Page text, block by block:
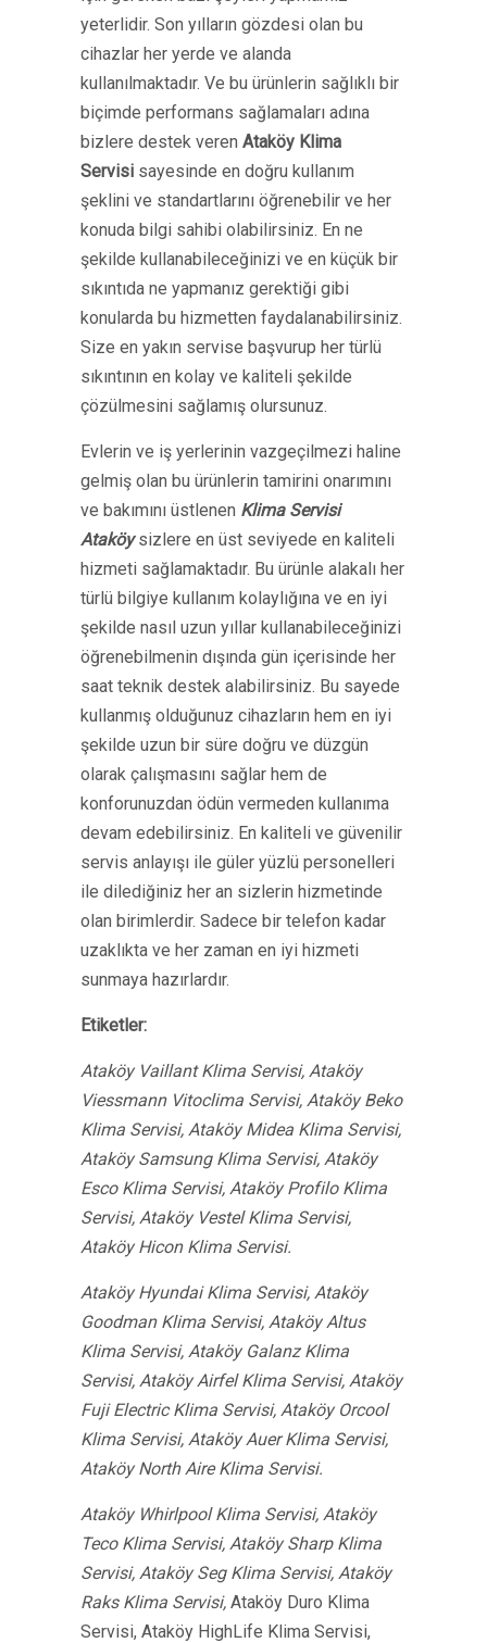
yeterlidir. Son yılların gözdesi olan bu
cihazlar her yerde ve alanda
kullanılmaktadır. Ve bu ürünlerin sağlıklı bir
biçimde performans sağlamaları adına
bizlere destek veren Ataköy Klima
Servisi sayesinde en doğru kullanım
şeklini ve standartlarını öğrenebilir ve her
konuda bilgi sahibi olabilirsiniz. En ne
şekilde kullanabileceğinizi ve en küçük bir
sıkıntıda ne yapmanız gerektiği gibi
konularda bu hizmetten faydalanabilirsiniz.
Size en yakın servise başvurup her türlü
sıkıntının en kolay ve kaliteli şekilde
çözülmesini sağlamış olursunuz.
Evlerin ve iş yerlerinin vazgeçilmezi haline
gelmiş olan bu ürünlerin tamirini onarımını
ve bakımını üstlenen Klima Servisi
Ataköysizlere en üst seviyede en kaliteli
hizmeti sağlamaktadır. Bu ürünle alakalı her
türlü bilgiye kullanım kolaylığına ve en iyi
şekilde nasıl uzun yıllar kullanabileceğinizi
öğrenebilmenin dışında gün içerisinde her
saat teknik destek alabilirsiniz. Bu sayede
kullanmış olduğunuz cihazların hem en iyi
şekilde uzun bir süre doğru ve düzgün
olarak çalışmasını sağlar hem de
konforunuzdan ödün vermeden kullanıma
devam edebilirsiniz. En kaliteli ve güvenilir
servis anlayışı ile güler yüzlü personelleri
ile dilediğiniz her an sizlerin hizmetinde
olan birimlerdir. Sadece bir telefon kadar
uzaklıkta ve her zaman en iyi hizmeti
sunmaya hazırlardır.
Etiketler:
Ataköy Vaillant Klima Servisi, Ataköy
Viessmann Vitoclima Servisi, Ataköy Beko
Klima Servisi, Ataköy Midea Klima Servisi,
Ataköy Samsung Klima Servisi, Ataköy
Esco Klima Servisi, Ataköy Profilo Klima
Servisi, Ataköy Vestel Klima Servisi,
Ataköy Hicon Klima Servisi.
Ataköy Hyundai Klima Servisi, Ataköy
Goodman Klima Servisi, Ataköy Altus
Klima Servisi, Ataköy Galanz Klima
Servisi, Ataköy Airfel Klima Servisi, Ataköy
Fuji Electric Klima Servisi, Ataköy Orcool
Klima Servisi, Ataköy Auer Klima Servisi,
Ataköy North Aire Klima Servisi.
Ataköy Whirlpool Klima Servisi, Ataköy
Teco Klima Servisi, Ataköy Sharp Klima
Servisi, Ataköy Seg Klima Servisi, Ataköy
Raks Klima Servisi, Ataköy Duro Klima
Servisi, Ataköy HighLife Klima Servisi,